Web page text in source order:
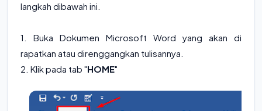
langkah dibawah ini.
1. Buka Dokumen Microsoft Word yang akan di
rapatkan atau direnggangkan tulisannya.
2. Klik pada tab "HOME"